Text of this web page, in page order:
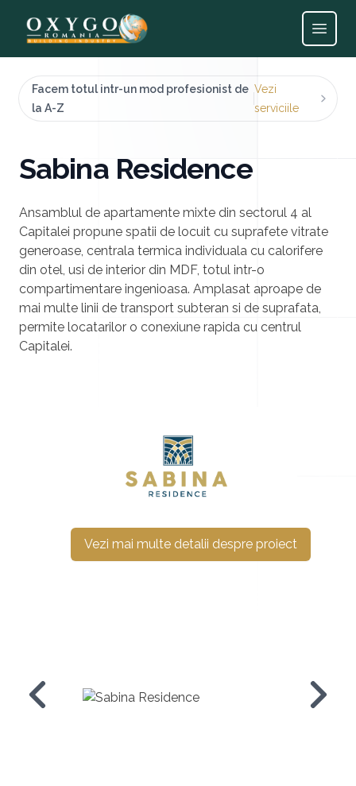
Open
Facem totul intr-un mod profesionist de
la A-Z
Vezi
serviciile
Sabina Residence
Ansamblul de apartamente mixte din sectorul 4 al
Capitalei propune spatii de locuit cu suprafete vitrate
generoase, centrala termica individuala cu calorifere
din otel, usi de interior din MDF, totul intr-o
compartimentare ingenioasa. Amplasat aproape de
mai multe linii de transport subteran si de suprafata,
permite locatarilor o conexiune rapida cu centrul
Capitalei.
Vezi mai multe detalii despre proiect